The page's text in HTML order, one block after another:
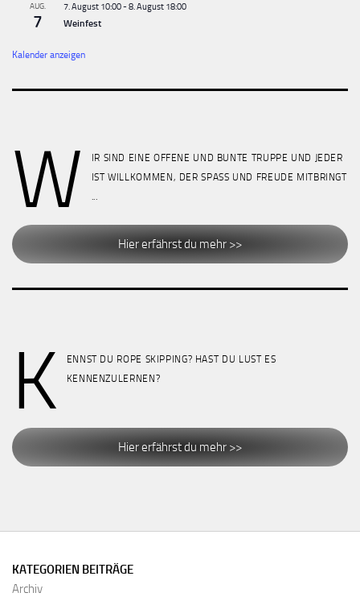
AUG.
7
7. August 10:00- 8. August 18:00
Weinfest
Kalender anzeigen
W
IR SIND EINE OFFENE UND BUNTE TRUPPE UND JEDER
IST WILLKOMMEN, DER SPASS UND FREUDE MITBRINGT
...
Hier erfährst du mehr >>
K
ENNST DU ROPE SKIPPING? HAST DU LUST ES
KENNENZULERNEN?
Hier erfährst du mehr >>
KATEGORIEN BEITRÄGE
Archiv